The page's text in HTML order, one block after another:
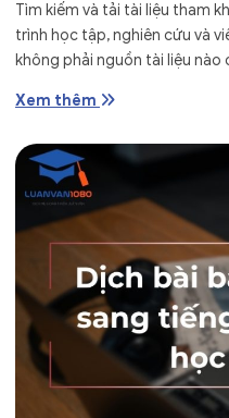
Tìm kiếm và tải tài liệu tham
trình học tập, nghiên cứu và
không phải nguồn tài liệu
Xem thêm